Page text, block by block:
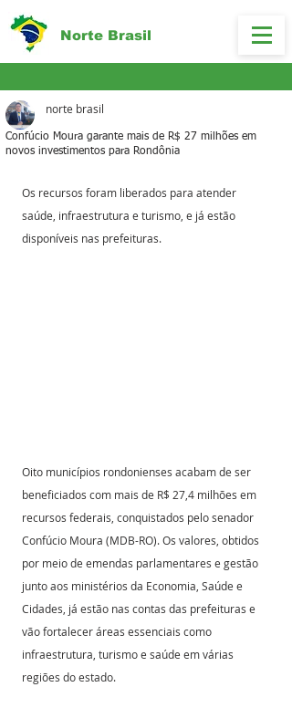
Norte Brasil
Confúcio Moura garante mais de R$ 27 milhões em
novos investimentos para Rondônia
norte brasil
Os recursos foram liberados para atender
saúde, infraestrutura e turismo, e já estão
disponíveis nas prefeituras.
Oito municípios rondonienses acabam de ser
beneficiados com mais de R$ 27,4 milhões em
recursos federais, conquistados pelo senador
Confúcio Moura (MDB-RO). Os valores, obtidos
por meio de emendas parlamentares e gestão
junto aos ministérios da Economia, Saúde e
Cidades, já estão nas contas das prefeituras e
vão fortalecer áreas essenciais como
infraestrutura, turismo e saúde em várias
regiões do estado.